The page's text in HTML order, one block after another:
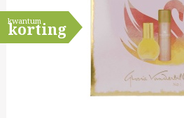
kwantum
korting